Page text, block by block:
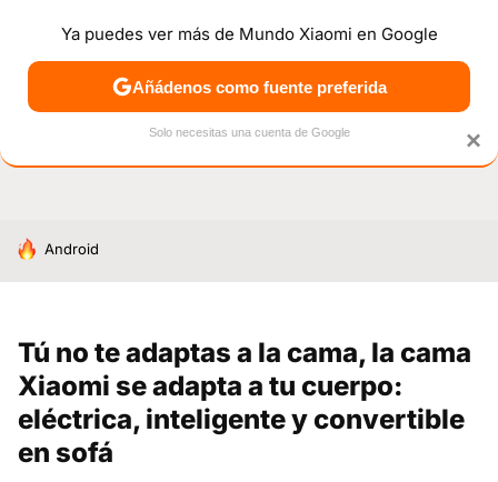
NOTICIAS MÓVILES TUTORIALES OFERTAS
HOY SE HABLA DE
Android
Tú no te adaptas a la cama, la cama
Xiaomi se adapta a tu cuerpo:
eléctrica, inteligente y convertible
en sofá
×
Ya puedes ver más de Mundo Xiaomi en Google
Añádenos como fuente preferida
Solo necesitas una cuenta de Google